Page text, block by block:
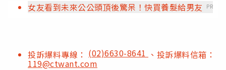
女友看到未來公公頭頂後驚呆！快買養髮給男友
PR
投訴爆料專線： (02)6630-8641 、投訴爆料信箱：
119@ctwant.com